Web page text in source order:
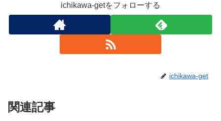
ichikawa-getをフォローする
ichikawa-get
関連記事